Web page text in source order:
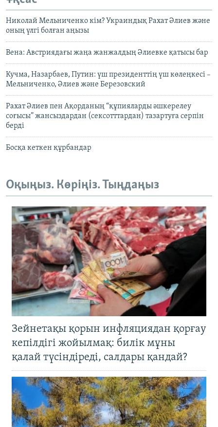
Николай Мельниченко кім? Украиндық Рахат Әлиев және
оның үлгі болған аңызы
Вена: Австриядағы жаңа жанжалдың Әлиевке қатысы бар
Кучма, Назарбаев, Путин: үш президенттің үш көлеңкесі –
Мельниченко, Әлиев және Березовский
Рахат Әлиев пен Ақорданың “құпияларды әшкерелеу
соғысы” жансыздардан (сексотттардан) тазартуға серпін
берді
Босқа кеткен құрбандар
Оқыңыз. Көріңіз. Тыңдаңыз
Зейнетақы қорын инфляциядан қорғау
кепілдігі жойылмақ: билік мұны
қалай түсіндіреді, салдары қандай?